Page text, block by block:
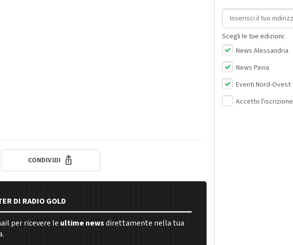
CONDIVIDI
DI RADIO GOLD
per ricevere le ultime newsdirettamente nella tua
Indirizzo email
Scegli le tue edizioni:
News Alessandria
News Pavia
Eventi Nord-Ovest
Accetto